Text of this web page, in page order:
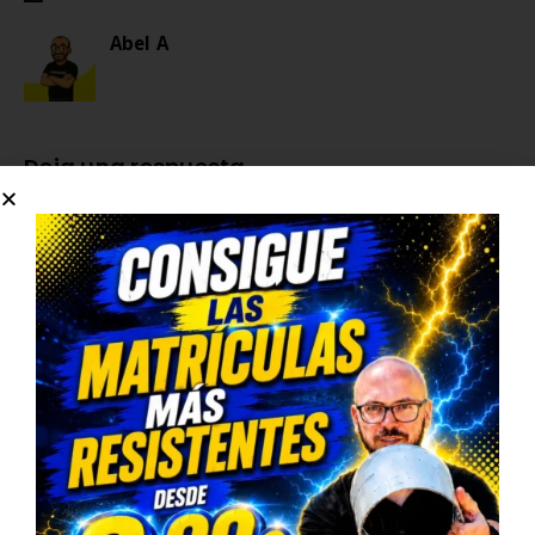
Abel A
Deja una respuesta
Tu dirección de correo electrónico no será
publicada. Los campos obligatorios están marcados
con*
Comentario*